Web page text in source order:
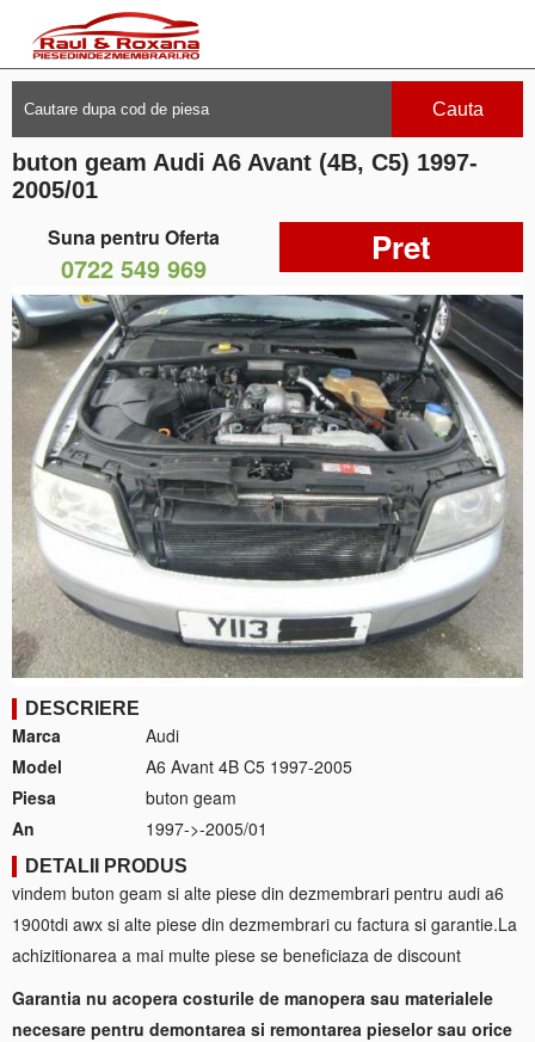
Cauta
buton geam Audi A6 Avant (4B, C5) 1997-
2005/01
Suna pentru Oferta
0722 549 969 Pret
DESCRIERE
Marca
Audi
Model
A6 Avant 4B C5 1997-2005
Piesa
buton geam
An
1997->-2005/01
DETALII PRODUS
vindem buton geam si alte piese din dezmembrari pentru audi a6
1900tdi awx si alte piese din dezmembrari cu factura si garantie.La
achizitionarea a mai multe piese se beneficiaza de discount
Garantia nu acopera costurile de manopera sau materialele
necesare pentru demontarea si remontarea pieselor sau orice